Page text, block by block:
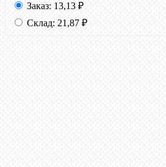
Заказ: 13,13 ₽
Склад: 21,87 ₽